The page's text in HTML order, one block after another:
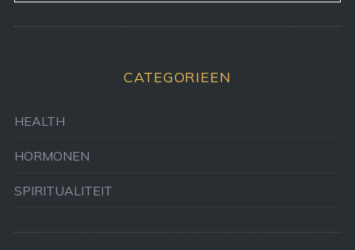
CATEGORIEEN
HEALTH
HORMONEN
SPIRITUALITEIT